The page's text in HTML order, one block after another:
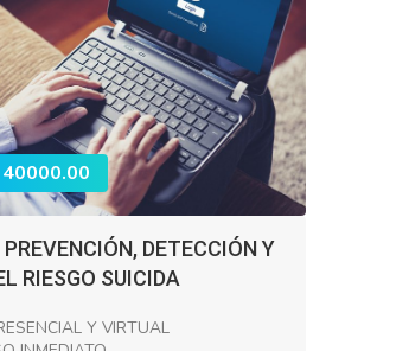
40000.00
PREVENCIÓN, DETECCIÓN Y
RIESGO SUICIDA
Y VIRTUAL